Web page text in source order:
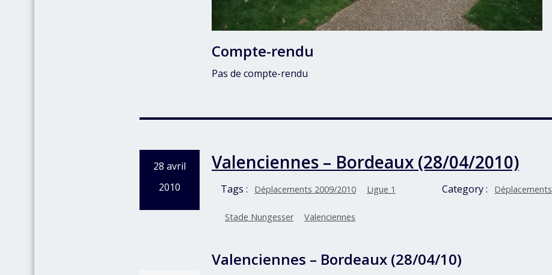
Compte-rendu
Pas de compte-rendu
28 avril
2010
Valenciennes – Bordeaux (28/04/2010)
Tags : Déplacements 2009/2010 Ligue 1
Stade Nungesser Valenciennes
Category : Déplacements
Valenciennes – Bordeaux (28/04/10)